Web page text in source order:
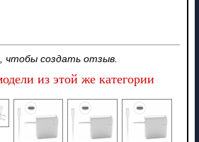
чтобы создать отзыв.
из этой же категории